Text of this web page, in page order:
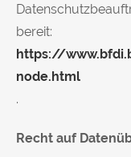
bereit:
https://
node.html
.
Recht auf